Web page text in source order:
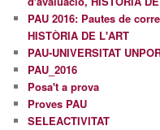
PAU 2016: Pautes de
HISTÒRIA DE L'ART
PAU-UNIVERSITAT
PAU_2016
Posa't a prova
Proves PAU
SELEACTIVITAT